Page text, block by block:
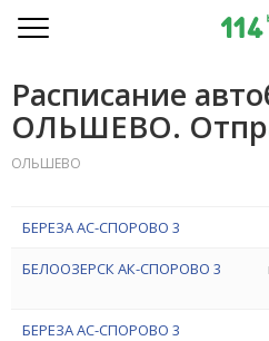
Расписание
ОЛЬШЕВО.
ОЛЬШЕВО
БЕРЕЗА АС-СПОРОВО 3
БЕЛООЗЕРСК АК-СПОРОВО 3
БЕРЕЗА АС-СПОРОВО 3